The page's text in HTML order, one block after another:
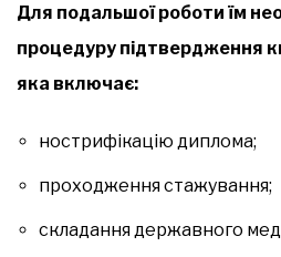
Для подальшої роботи їм
процедуру підтвердження
яка включає:
нострифікацію диплома;
проходження стажування;
складання державного